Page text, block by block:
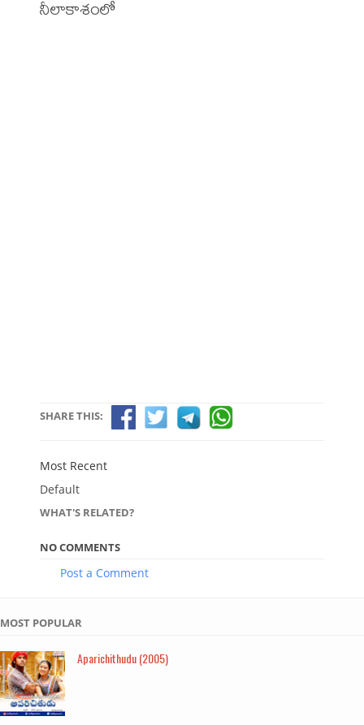
SHARE THIS:
Most Recent
Default
WHAT'S RELATED?
NO COMMENTS
Post a Comment
MOST POPULAR
Aparichithudu (2005)